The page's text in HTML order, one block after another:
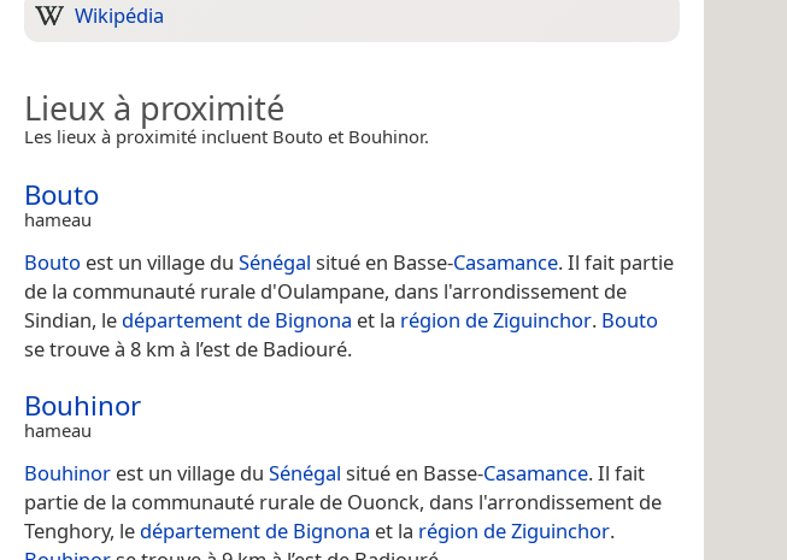
Wikipédia
Lieux à proximité
Les lieux à proximité incluent Bouto et Bouhinor.
Bouto
hameau
Bouto est un village du Sénégal situé en Basse-Casamance. Il fait partie
de la communauté rurale d'Oulampane, dans l'arrondissement de
Sindian, le département de Bignona et la région de Ziguinchor. Bouto
se trouve à 8 km à l’est de Badiouré.
Bouhinor
hameau
Bouhinor est un village du Sénégal situé en Basse-Casamance. Il fait
partie de la communauté rurale de Ouonck, dans l'arrondissement de
Tenghory, le département de Bignona et la région de Ziguinchor.